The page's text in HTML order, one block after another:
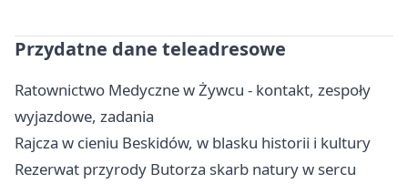
Przydatne dane teleadresowe
Ratownictwo Medyczne w Żywcu - kontakt, zespoły
wyjazdowe, zadania
Rajcza w cieniu Beskidów, w blasku historii i kultury
Rezerwat przyrody Butorza skarb natury w sercu